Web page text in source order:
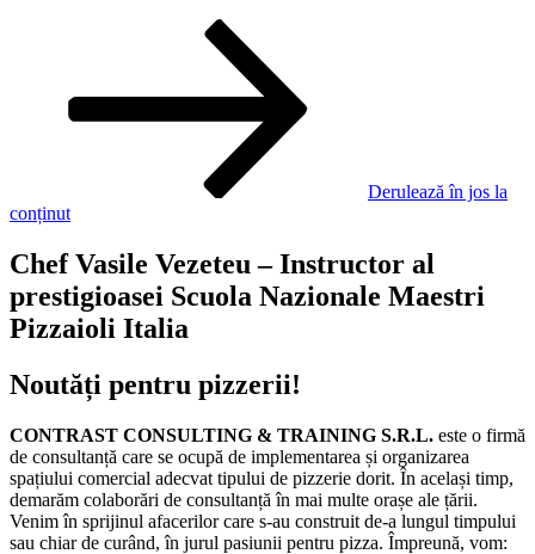
Derulează în jos la
conținut
Chef Vasile Vezeteu – Instructor al
prestigioasei Scuola Nazionale Maestri
Pizzaioli Italia
Noutăți pentru pizzerii!
CONTRAST CONSULTING & TRAINING S.R.L. este o firmă
de consultanță care se ocupă de implementarea și organizarea
spațiului comercial adecvat tipului de pizzerie dorit. În același timp,
demarăm colaborări de consultanță în mai multe orașe ale țării.
Venim în sprijinul afacerilor care s-au construit de-a lungul timpului
sau chiar de curând, în jurul pasiunii pentru pizza. Împreună, vom: